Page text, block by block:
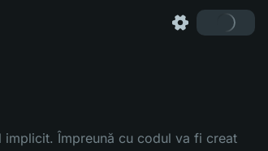
implicit. Împreună cu codul va fi creat